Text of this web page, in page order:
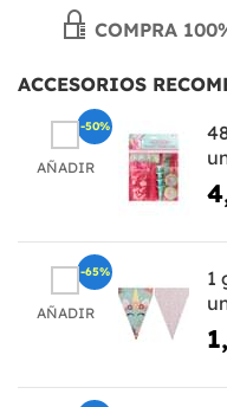
COMPRA
ACCESORIOS
AÑADIR
-50%
AÑADIR
1
-65%